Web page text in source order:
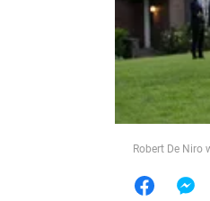
Robert De Niro